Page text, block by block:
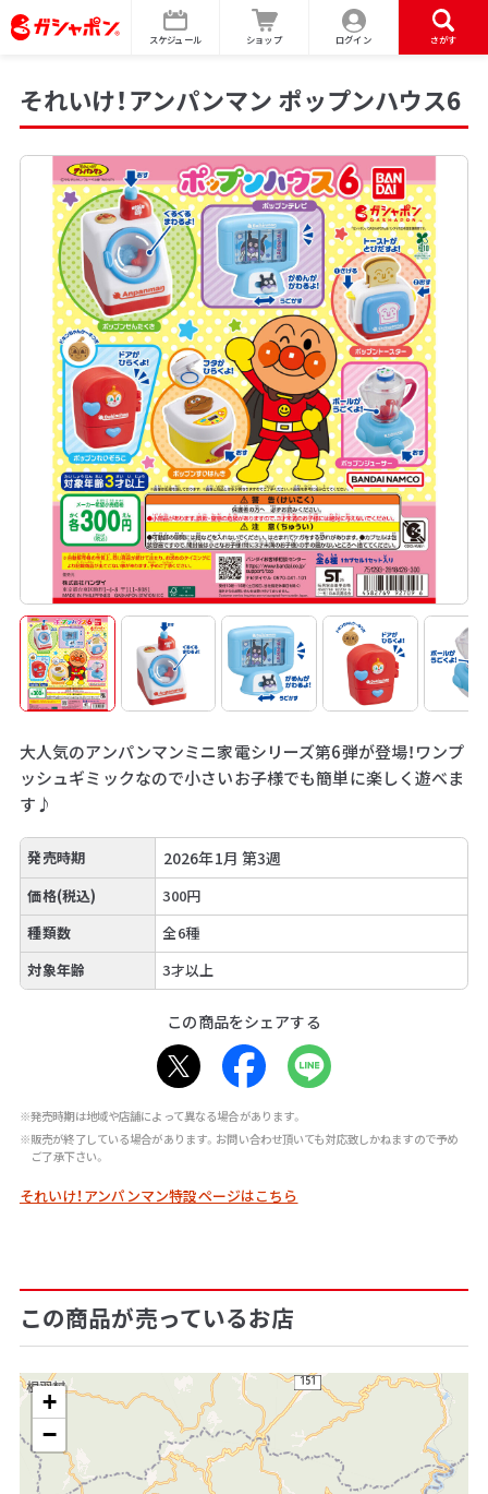
スケジュール ショップ ログイン さがす
それいけ！アンパンマン ポップンハウス6
大人気のアンパンマンミニ家電シリーズ第6弾が登場！ワンプ
ッシュギミックなので小さいお子様でも簡単に楽しく遊べま
す♪
発売時期 2026年1月 第3週
価格(税込)
300円
種類数
全6種
対象年齢
3才以上
この商品をシェアする
※発売時期は地域や店舗によって異なる場合があります。
※販売が終了している場合があります。お問い合わせ頂いても対応致しかねますので予め
ご了承下さい。
それいけ！アンパンマン特設ページはこちら
この商品が売っているお店
+
−